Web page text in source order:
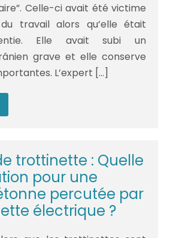
Celle-ci avait été victime
travail alors qu’elle était
Elle avait subi un
grave et elle conserve
L’expert […]
trottinette : Quelle
pour une
percutée par
électrique ?